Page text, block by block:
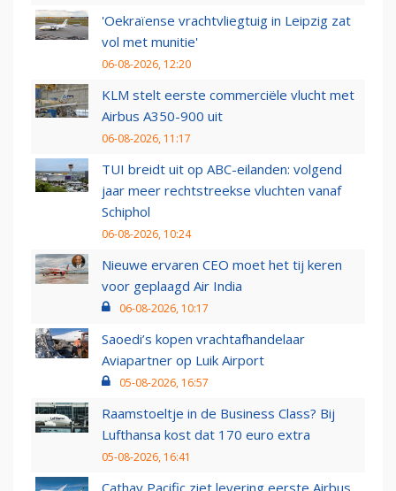
'Oekraïense vrachtvliegtuig in Leipzig zat
vol met munitie'
06-08-2026, 12:20
KLM stelt eerste commerciële vlucht met
Airbus A350-900 uit
06-08-2026, 11:17
TUI breidt uit op ABC-eilanden: volgend
jaar meer rechtstreekse vluchten vanaf
Schiphol
06-08-2026, 10:24
Nieuwe ervaren CEO moet het tij keren
voor geplaagd Air India
06-08-2026, 10:17
Saoedi’s kopen vrachtafhandelaar
Aviapartner op Luik Airport
05-08-2026, 16:57
Raamstoeltje in de Business Class? Bij
Lufthansa kost dat 170 euro extra
05-08-2026, 16:41